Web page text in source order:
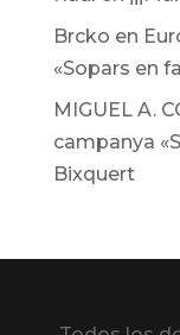
Brcko en
«Sopars en
MIGUEL A.
campanya
Bixquert